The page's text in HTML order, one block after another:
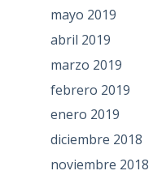
mayo 2019
abril 2019
marzo 2019
febrero 2019
enero 2019
diciembre 2018
noviembre 2018